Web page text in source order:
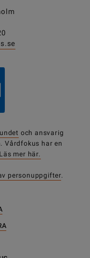
och ansvarig
Vårdfokus har en
Läs mer här.
personuppgifter.